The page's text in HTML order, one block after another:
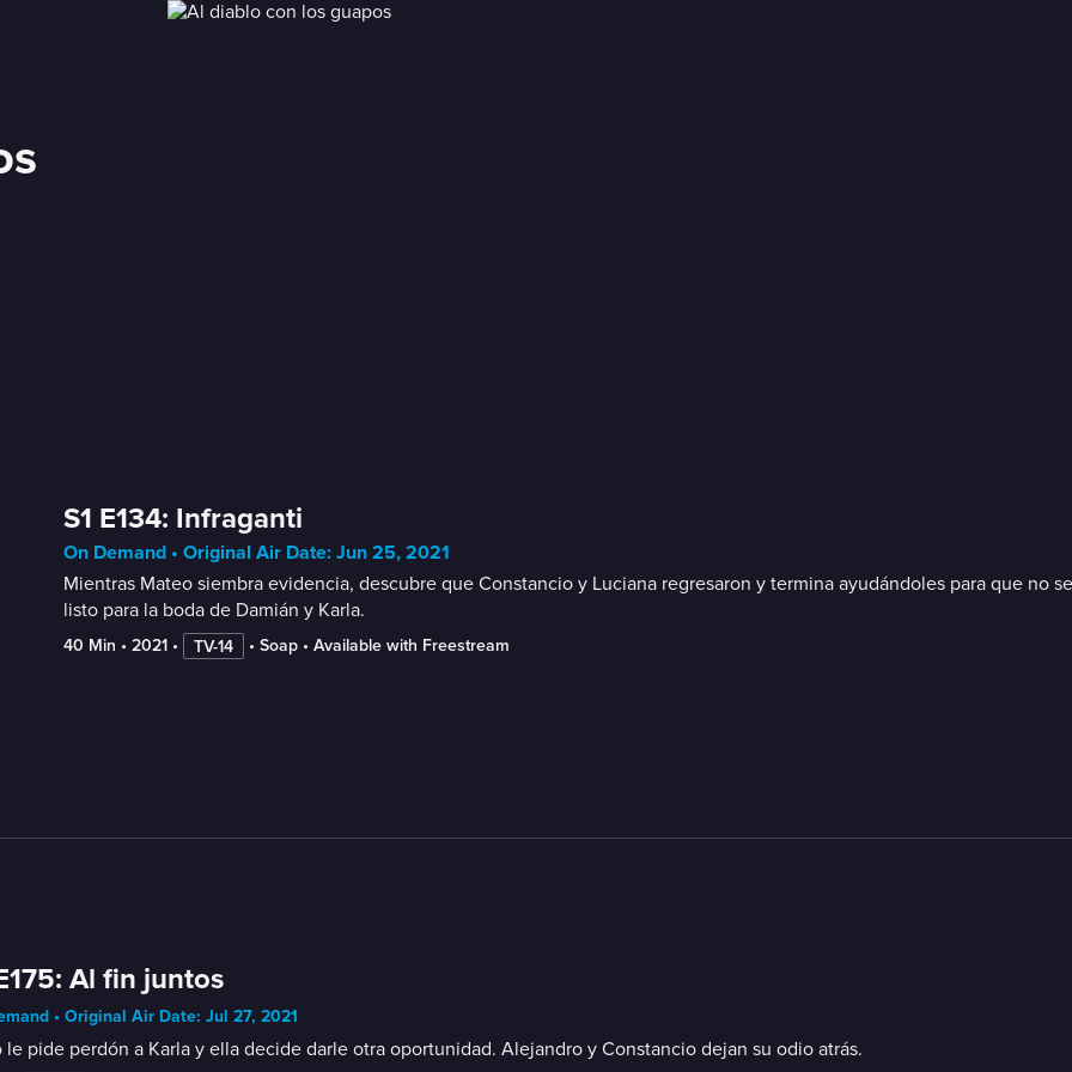
S1 E134: Infraganti
On Demand • Original Air Date: Jun 25, 2021
Mientras Mateo siembra evidencia, descubre que Constancio y Luciana regresaron y termina ayudándoles para que no
listo para la boda de Damián y Karla.
40 Min • 2021 • TV-14 • Soap • Available with Freestream
Al fin juntos
• Original Air Date: Jul 27, 2021
le pide perdón a Karla y ella decide darle otra oportunidad. Alejandro y Constancio dejan su odio atrás.